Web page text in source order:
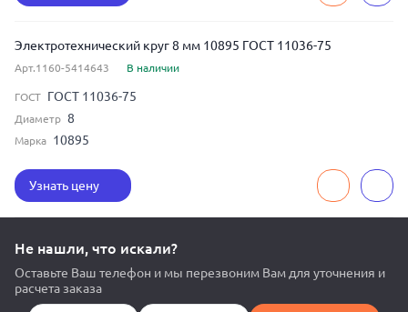
Электротехнический круг 8 мм 10895 ГОСТ 11036-75
Арт.1160-5414643 В наличии
ГОСТ ГОСТ 11036-75
Диаметр 8
Марка 10895
Узнать цену
Не нашли, что искали?
Оставьте Ваш телефон и мы перезвоним Вам для уточнения и
расчета заказа